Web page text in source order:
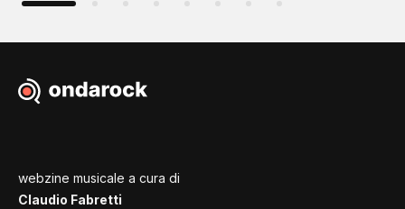
webzine musicale a cura di
Claudio Fabretti